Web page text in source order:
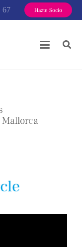
67 Hazte Socio